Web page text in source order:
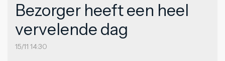
Bezorger heeft een heel
vervelende dag
15/11 14:30